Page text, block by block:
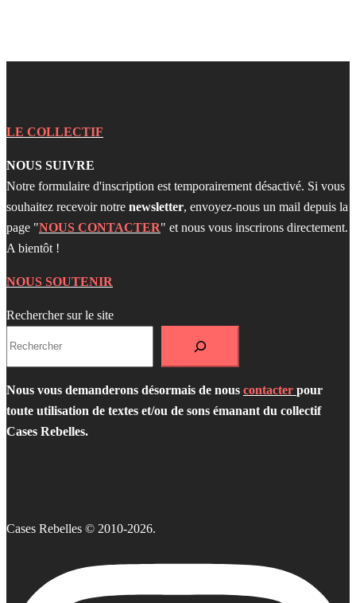
LE COLLECTIF
NOUS SUIVRE
Notre formulaire d'inscription est temporairement désactivé. Si vous
souhaitez recevoir notre newsletter, envoyez-nous un mail depuis la
page "NOUS CONTACTER" et nous vous inscrirons directement.
A bientôt !
NOUS SOUTENIR
Rechercher sur le site
Nous vous demanderons désormais de nous contacter pour
toute utilisation de textes et/ou de sons émanant du collectif
Cases Rebelles.
Cases Rebelles © 2010-2026.